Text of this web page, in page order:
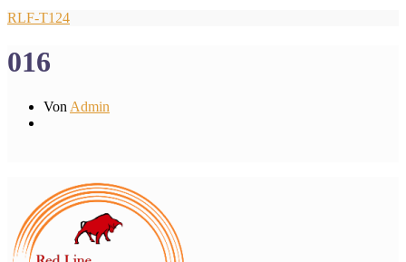
RLF-T124
016
Von Admin